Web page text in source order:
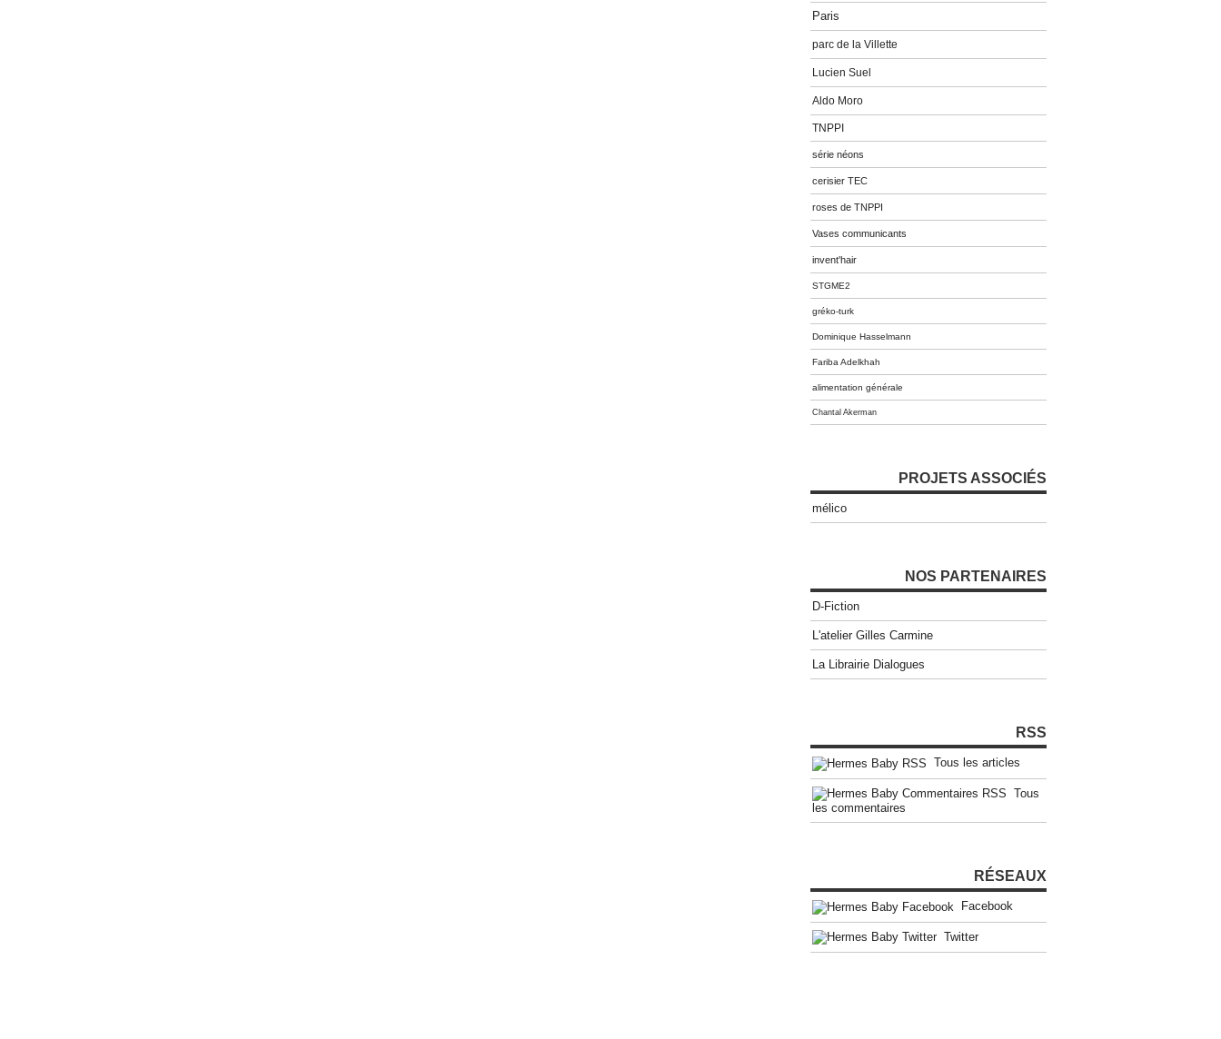
Paris
parc de la Villette
Lucien Suel
Aldo Moro
TNPPI
série néons
cerisier TEC
roses de TNPPI
Vases communicants
invent'hair
STGME2
gréko-turk
Dominique Hasselmann
Fariba Adelkhah
alimentation générale
Chantal Akerman
PROJETS ASSOCIÉS
mélico
NOS PARTENAIRES
D-Fiction
L'atelier Gilles Carmine
La Librairie Dialogues
RSS
Tous les articles
Tous
les commentaires
RÉSEAUX
Facebook
Twitter